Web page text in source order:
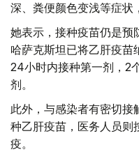
深、粪便颜色变浅等症状
她表示，接种疫苗仍是预
哈萨克斯坦已将乙肝疫苗
24小时内接种第一剂，2
剂。
此外，与感染者有密切接
种乙肝疫苗，医务人员
疫。